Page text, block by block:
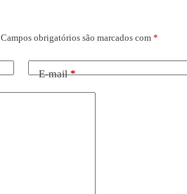
Campos obrigatórios são marcados com *
E-mail*